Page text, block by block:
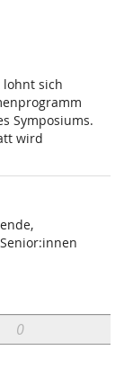
lohnt sich
Symposiums.
wird